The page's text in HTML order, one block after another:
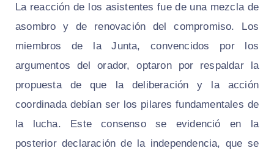
La reacción de los asistentes fue de una mezcla de
asombro y de renovación del compromiso. Los
miembros de la Junta, convencidos por los
argumentos del orador, optaron por respaldar la
propuesta de que la deliberación y la acción
coordinada debían ser los pilares fundamentales de
la lucha. Este consenso se evidenció en la
posterior declaración de la independencia, que se